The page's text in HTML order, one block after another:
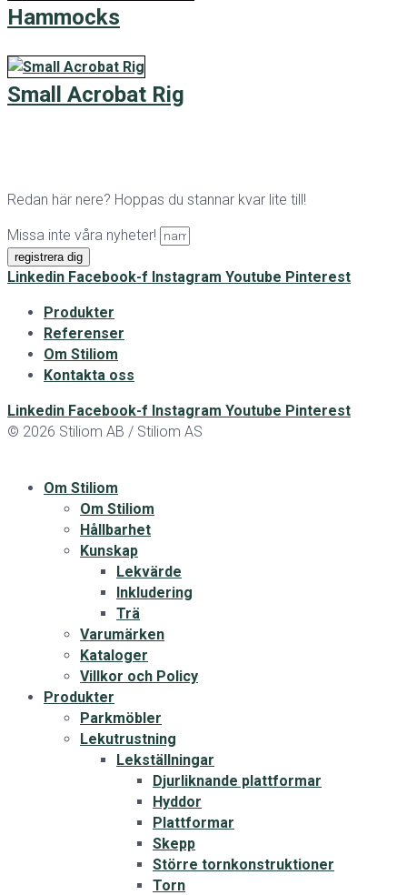
Hammocks
Small Acrobat Rig
Redan här nere? Hoppas du stannar kvar lite till!
Missa inte våra nyheter!
registrera dig
Linkedin Facebook-f Instagram Youtube Pinterest
Produkter
Referenser
Om Stiliom
Kontakta oss
Linkedin Facebook-f Instagram Youtube Pinterest
© 2026 Stiliom AB / Stiliom AS
Om Stiliom
Om Stiliom
Hållbarhet
Kunskap
Lekvärde
Inkludering
Trä
Varumärken
Kataloger
Villkor och Policy
Produkter
Parkmöbler
Lekutrustning
Lekställningar
Djurliknande plattformar
Hyddor
Plattformar
Skepp
Större tornkonstruktioner
Torn